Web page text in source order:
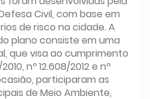
Civil, com base em
de risco na cidade. A
plano consiste em uma
que visa ao cumprimento
nº 12.608/2012 e nº
participaram as
de Meio Ambiente,